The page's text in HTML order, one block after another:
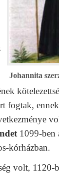
Johannita
fogtak, ennek
1099-ben
kórházban.
volt, 1120-